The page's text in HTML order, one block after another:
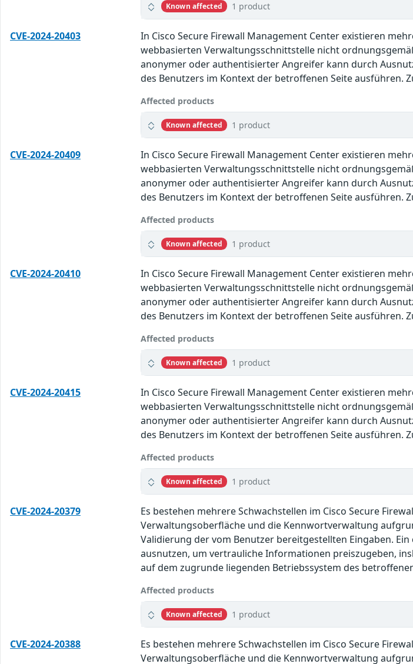
Known affected 1 product
CVE-2024-20403
In Cisco Secure Firewall Management Center existieren
webbasierten Verwaltungsschnittstelle nicht
anonymer oder authentisierter Angreifer kann durch
des Benutzers im Kontext der betroffenen Seite
Affected products
Known affected 1 product
CVE-2024-20409
In Cisco Secure Firewall Management Center existieren
webbasierten Verwaltungsschnittstelle nicht
anonymer oder authentisierter Angreifer kann durch
des Benutzers im Kontext der betroffenen Seite
Affected products
Known affected 1 product
CVE-2024-20410
In Cisco Secure Firewall Management Center existieren
webbasierten Verwaltungsschnittstelle nicht
anonymer oder authentisierter Angreifer kann durch
des Benutzers im Kontext der betroffenen Seite
Affected products
Known affected 1 product
CVE-2024-20415
In Cisco Secure Firewall Management Center existieren
webbasierten Verwaltungsschnittstelle nicht
anonymer oder authentisierter Angreifer kann durch
des Benutzers im Kontext der betroffenen Seite
Affected products
Known affected 1 product
CVE-2024-20379
Es bestehen mehrere Schwachstellen im Cisco Secure
Verwaltungsoberfläche und die Kennwortverwaltung
Validierung der vom Benutzer bereitgestellten Eingaben.
ausnutzen, um vertrauliche Informationen preiszugeben,
auf dem zugrunde liegenden Betriebssystem des
Affected products
Known affected 1 product
CVE-2024-20388
Es bestehen mehrere Schwachstellen im Cisco Secure
Verwaltungsoberfläche und die Kennwortverwaltung